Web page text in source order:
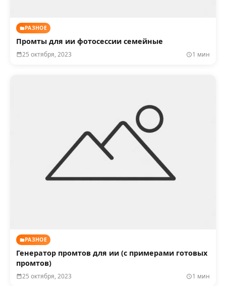
РАЗНОЕ
Промты для ии фотосессии семейные
25 октября, 2023 1 мин
РАЗНОЕ
Генератор промтов для ии (с примерами готовых
промтов)
25 октября, 2023 1 мин